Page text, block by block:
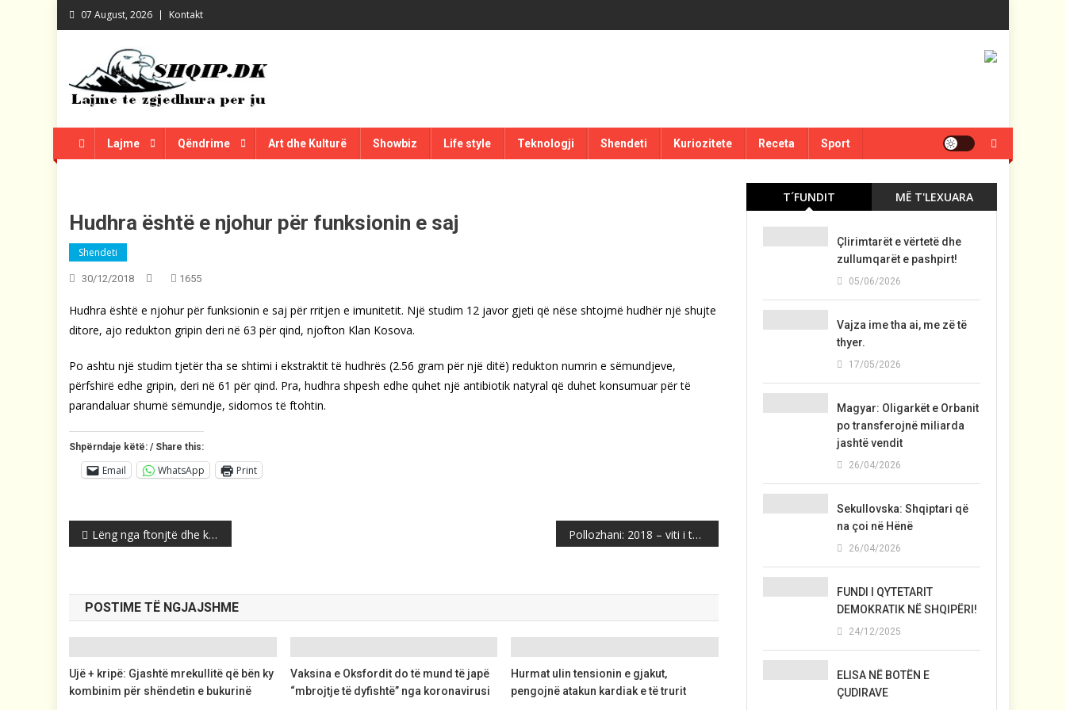
Skip
to
07 August, 2026 Kontakt
Lajme Qëndrime Art dhe Kulturë Showbiz Life style Teknologji Shendeti Kuriozitete Receta Sport
Hudhra është e njohur për funksionin e saj
Shendeti
30/12/2018 1655
Hudhra është e njohur për funksionin e saj për rritjen e imunitetit. Një studim 12 javor gjeti që nëse shtojmë hudhër një shujte
ditore, ajo redukton gripin deri në 63 për qind, njofton Klan Kosova.
Po ashtu një studim tjetër tha se shtimi i ekstraktit të hudhrës (2.56 gram për një ditë) redukton numrin e sëmundjeve,
përfshirë edhe gripin, deri në 61 për qind. Pra, hudhra shpesh edhe quhet një antibiotik natyral që duhet konsumuar për të
parandaluar shumë sëmundje, sidomos të ftohtin.
Shpërndaje këtë: / Share this:
Email WhatsApp Print
Post
navigation
Lëng nga ftonjtë dhe karotat Pollozhani: 2018 – viti i turpit për politikanët shqiptarë në Maqedoni
POSTIME TË NGJAJSHME
Ujë + kripë: Gjashtë mrekullitë që bën ky
kombinim për shëndetin e bukurinë
Vaksina e Oksfordit do të mund të japë
“mbrojtje të dyfishtë” nga koronavirusi
Hurmat ulin tensionin e gjakut,
pengojnë atakun kardiak e të trurit
T´FUNDIT MË T'LEXUARA
Çlirimtarët e vërtetë dhe
zullumqarët e pashpirt!
05/06/2026
Vajza ime tha ai, me zë të
thyer.
17/05/2026
Magyar: Oligarkët e Orbanit
po transferojnë miliarda
jashtë vendit
26/04/2026
Sekullovska: Shqiptari që
na çoi në Hënë
26/04/2026
FUNDI I QYTETARIT
DEMOKRATIK NË SHQIPËRI!
24/12/2025
ELISA NË BOTËN E
ÇUDIRAVE